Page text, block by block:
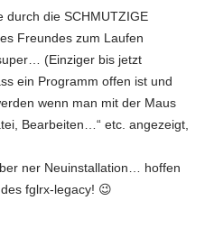
durch die SCHMUTZIGE
Freundes zum Laufen
(Einziger bis jetzt
ein Programm offen ist und
wenn man mit der Maus
Bearbeiten…“ etc. angezeigt,
ner Neuinstallation… hoffen
fglrx-legacy! 😉